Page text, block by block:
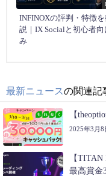
INFINOXの評判・特徴
説｜IX Socialと初心者向
み
最新ニュースの関連記
【
2025年3月8
【
最高賞